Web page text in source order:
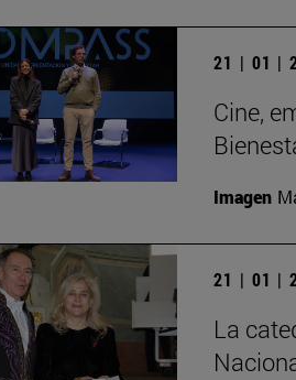
21 | 01 |
Cine,
Imagen
21 | 01 |
La